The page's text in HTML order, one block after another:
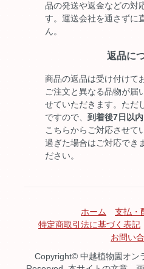
品の発送や返金などの対
す。運送会社を通さずに
ん。
返品に
商品の返品は受け付けて
ご注文と異なる品物が届
せていただきます。ただ
ですので、 到着後7日以
こちらからご対応させて
過ぎた場合はご対応でき
ださい。
ホーム
支払・
特定商取引法に基づく表記
お問い
Copyright© 中越植物園オン